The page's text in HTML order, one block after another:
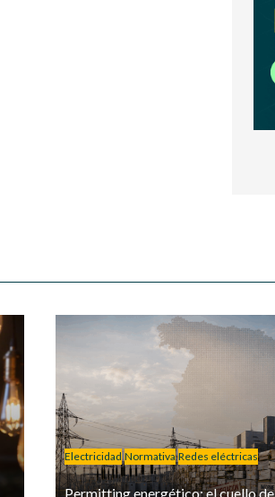
Electricidad Normativa Redes eléctricas
Permitting energético: el cuello de